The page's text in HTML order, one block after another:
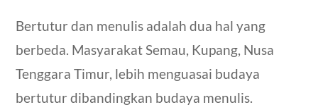
Bertutur dan menulis adalah dua hal yang
berbeda. Masyarakat Semau, Kupang, Nusa
Tenggara Timur, lebih menguasai budaya
bertutur dibandingkan budaya menulis.